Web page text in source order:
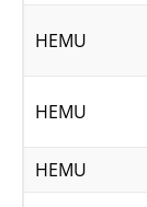
HEMU
HEMU
HEMU